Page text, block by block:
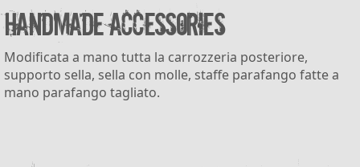
Handmade accessories
Modificata a mano tutta la carrozzeria posteriore,
supporto sella, sella con molle, staffe parafango fatte a
mano parafango tagliato.